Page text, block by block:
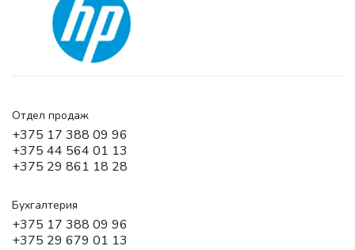
Отдел продаж
+375 17 388 09 96
+375 44 564 01 13
+375 29 861 18 28
Бухгалтерия
+375 17 388 09 96
+375 29 679 01 13